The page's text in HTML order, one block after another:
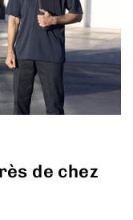
de chez